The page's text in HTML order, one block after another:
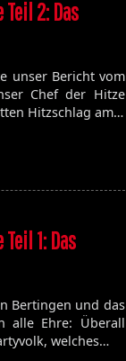
2: Das
unser Bericht vom
Chef der Hitze
Hitzschlag am…
1: Das
Bertingen und das
alle Ehre: Überall
welches…